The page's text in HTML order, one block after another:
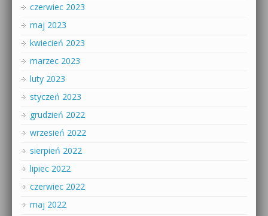
czerwiec 2023
maj 2023
kwiecień 2023
marzec 2023
luty 2023
styczeń 2023
grudzień 2022
wrzesień 2022
sierpień 2022
lipiec 2022
czerwiec 2022
maj 2022